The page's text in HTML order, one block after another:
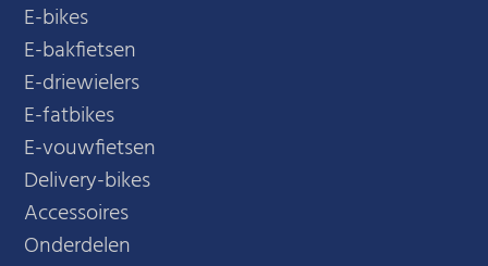
E-bikes
E-bakfietsen
E-driewielers
E-fatbikes
E-vouwfietsen
Delivery-bikes
Accessoires
Onderdelen